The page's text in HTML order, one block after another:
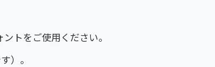
トをご使用ください。
）。